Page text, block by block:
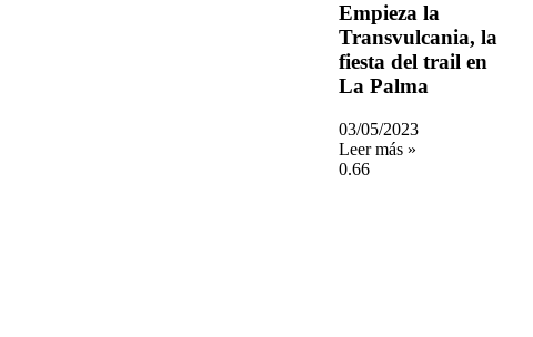
Empieza la
Transvulcania, la
fiesta del trail en
La Palma
03/05/2023
Leer más »